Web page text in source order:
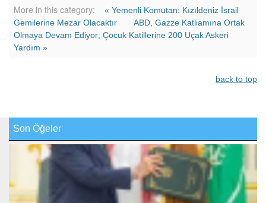
More in this category:
« Yemenli Komutan: Kızıldeniz İsrail
Gemilerine Mezar Olacaktır
ABD, Gazze Katliamına Ortak
Olmaya Devam Ediyor; Çocuk Katillerine 200 Uçak Askeri
Yardım »
back to top
Son Öğeler